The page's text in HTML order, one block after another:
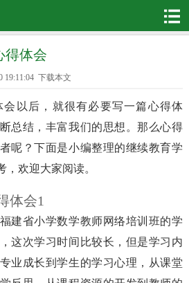
得体会
19:11:04 下载本文
以后，就很有必要写一篇心得体
总结，丰富我们的思想。那么心得
呢？下面是小编整理的继续教育学
欢迎大家阅读。
体会1
建省小学数学教师网络培训班的学
这次学习时间比较长，但是学习内
业成长到学生的学习心理，从课堂